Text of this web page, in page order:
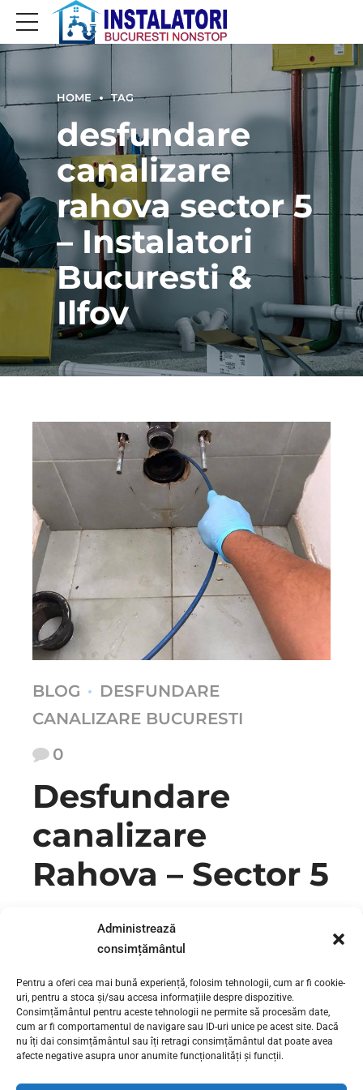
Administrează
consimțământul
Pentru a oferi cea mai bună experiență, folosim tehnologii, cum ar fi cookie-
uri, pentru a stoca și/sau accesa informațiile despre dispozitive.
Consimțământul pentru aceste tehnologii ne permite să procesăm date,
cum ar fi comportamentul de navigare sau ID-uri unice pe acest site. Dacă
nu îți dai consimțământul sau îți retragi consimțământul dat poate avea
afecte negative asupra unor anumite funcționalități și funcții.
HOME TAG
desfundare
canalizare
rahova sector 5
– Instalatori
Bucuresti &
Ilfov
BLOG
DESFUNDARE
CANALIZARE BUCURESTI
0
Desfundare
canalizare
Rahova – Sector 5
Instalator sanitar sector 5, Bucuresti. Desfundam sistemele
de canalizare si ape pluviale ale blocurilor, caselor, cladirilor
canalizare baie, bucatarie etc. in Sector 5. Inlocuim tevi si
coloane de canalizare si evacuare ape pluviale in zonele:
13...